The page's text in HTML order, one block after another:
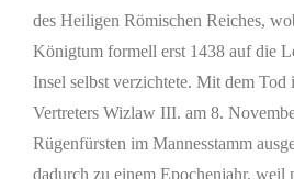
des Heiligen Römischen Reiches,
Königtum formell erst 1438 auf die
Insel selbst verzichtete. Mit dem Tod
Vertreters Wizlaw III. am 8.
Rügenfürsten im Mannesstamm
dadurch zu einem Epochenjahr, weil